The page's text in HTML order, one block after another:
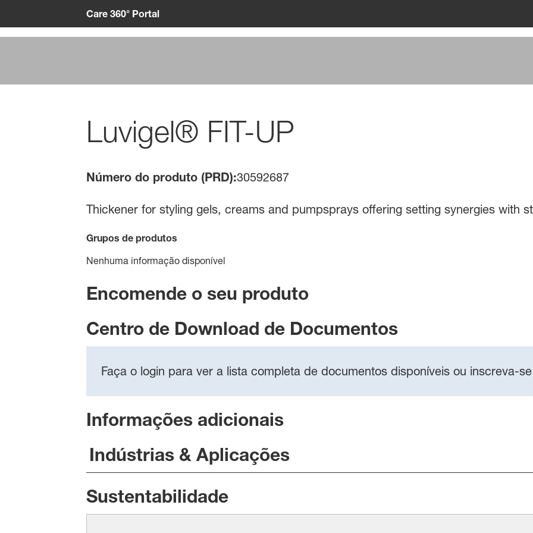
Care 360° Portal
Luvigel® FIT-UP
Número do produto (PRD):30592687
Thickener for styling gels, creams and pumpsprays offering setting synergies with
Grupos de produtos
Nenhuma informação disponível
Encomende o seu produto
Centro de Download de Documentos
Faça o login para ver a lista completa de documentos disponíveis ou inscreva-se
Informações adicionais
Indústrias & Aplicações
Sustentabilidade